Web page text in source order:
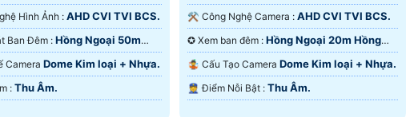
🏆 Công Nghệ Hình Ảnh : AHD CVI TVI BCS.
🌙 Giám sát Ban Đêm : Hồng Ngoại 50m
SMD.
Camera Dome Kim loại + Nhựa.
️🔈 Đặt Điểm : Thu Âm.
⚒ Công Nghệ Camera : AHD CVI TVI BCS.
✪ Xem ban đêm : Hồng Ngoại 20m Hồng
Ngoại SMD.
🤹 Cấu Tạo Camera Dome Kim loại + Nhựa.
️👮 Điểm Nỗi Bật : Thu Âm.